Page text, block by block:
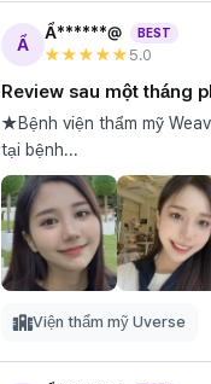
Ẩ
Ẩ******@ BEST
★★★★★ 5.0
Review sau một tháng
★Bệnh viện thẩm mỹ Weavers ★Bác sĩ
tại bệnh...
Viện thẩm mỹ Uverse